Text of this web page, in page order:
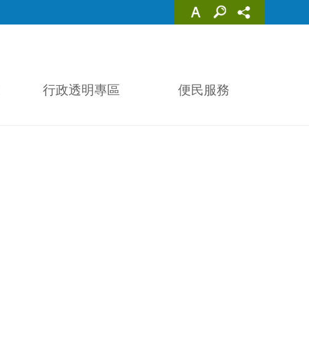
行政透明專區
便民服務